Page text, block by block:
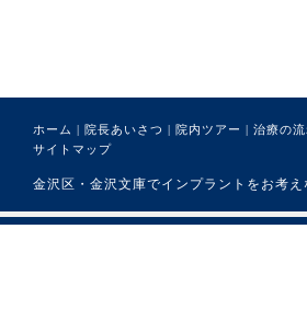
ホーム | 院長あいさつ | 院内ツアー | 治療の流
サイトマップ
金沢区・金沢文庫でインプラントをお考